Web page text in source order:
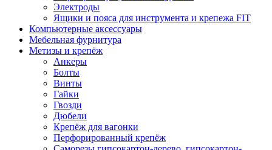
Электроды
Ящики и пояса для инструмента и крепежа FIT
Компьютерные аксессуары
Мебельная фурнитура
Метизы и крепёж
Анкеры
Болты
Винты
Гайки
Гвозди
Дюбели
Крепёж для вагонки
Перфорированный крепёж